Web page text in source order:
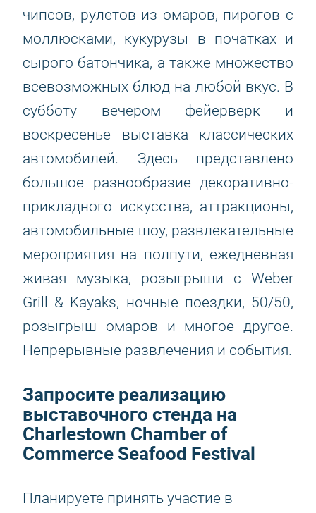
чипсов, рулетов из омаров, пирогов с
моллюсками, кукурузы в початках и
сырого батончика, а также множество
всевозможных блюд на любой вкус. В
субботу вечером фейерверк и
воскресенье выставка классических
автомобилей. Здесь представлено
большое разнообразие декоративно-
прикладного искусства, аттракционы,
автомобильные шоу, развлекательные
мероприятия на полпути, ежедневная
живая музыка, розыгрыши с Weber
Grill & Kayaks, ночные поездки, 50/50,
розыгрыш омаров и многое другое.
Непрерывные развлечения и события.
Запросите реализацию
выставочного стенда на
Charlestown Chamber of
Commerce Seafood Festival
Планируете принять участие в